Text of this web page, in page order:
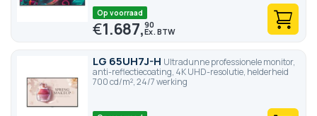
Op voorraad
€1.687,90
LG 65UH7J-H Ultradunne professionele monitor,
anti-reflectiecoating, 4K UHD-resolutie, helderheid
700 cd/m², 24/7 werking